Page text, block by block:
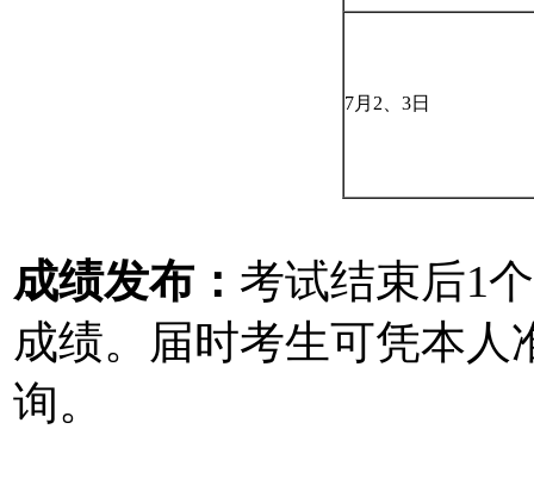
7月2、3日
成绩发布： 考试结束后1
成绩。届时考生可凭本
询。